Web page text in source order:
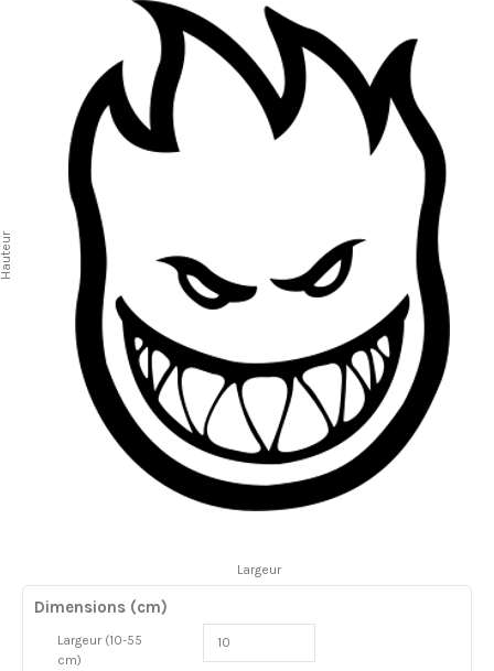
Largeur
Dimensions (cm)
Largeur (10-55
cm)